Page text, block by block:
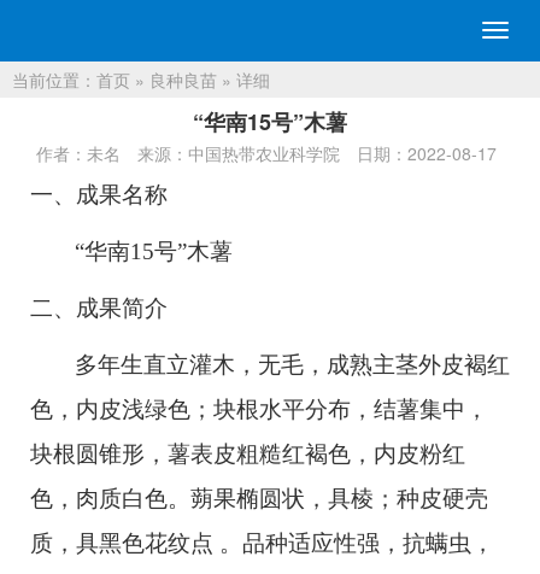
切
换
当前位置： 首页 » 良种良苗 » 详细
“华南15号”木薯
作者：未名 来源：中国热带农业科学院 日期：2022-08-17
一、 成果名称
“华南15号”木薯
二、成果简介
多年生直立灌木，无毛，成熟主茎外皮褐红
色，内皮浅绿色；块根水平分布，结薯集中，
块根圆锥形，薯表皮粗糙红褐色，内皮粉红
色，肉质白色。蒴果椭圆状，具棱；种皮硬壳
质，具黑色花纹点 。品种适应性强，抗螨虫，